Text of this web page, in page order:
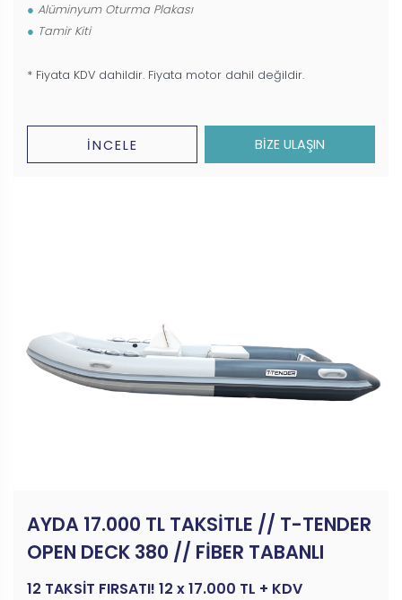
Alüminyum Oturma Plakası
Tamir Kiti
* Fiyata KDV dahildir. Fiyata motor dahil değildir.
İNCELE BİZE ULAŞIN
AYDA 17.000 TL TAKSİTLE // T-TENDER
OPEN DECK 380 // FİBER TABANLI
12 TAKSİT FIRSATI! 12 x 17.000 TL + KDV